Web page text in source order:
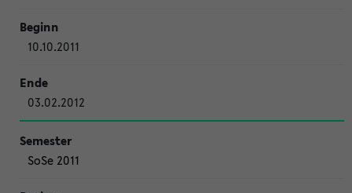
10.10.2011
03.02.2012
SoSe 2011